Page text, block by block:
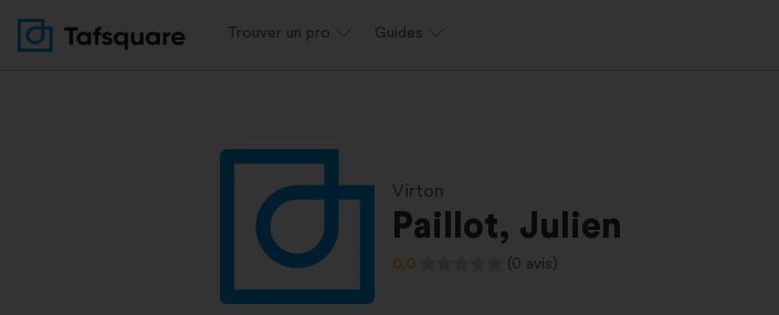
Trouver un pro Guides
Virton
Paillot, Julien
0,0 (0 avis)